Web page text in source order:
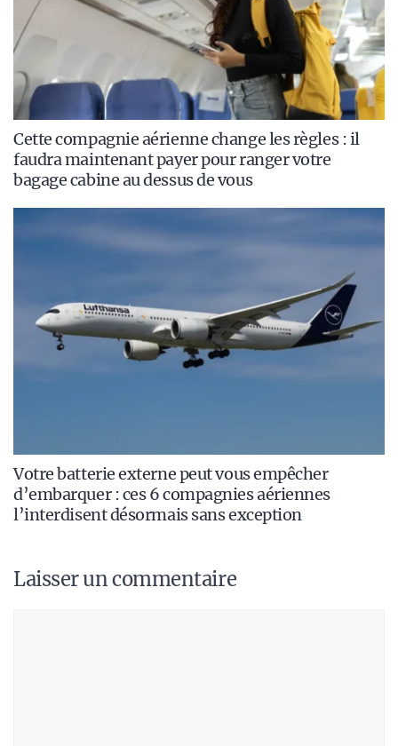
Cette compagnie aérienne change les règles : il
faudra maintenant payer pour ranger votre
bagage cabine au dessus de vous
Votre batterie externe peut vous empêcher
d’embarquer : ces 6 compagnies aériennes
l’interdisent désormais sans exception
Laisser un commentaire